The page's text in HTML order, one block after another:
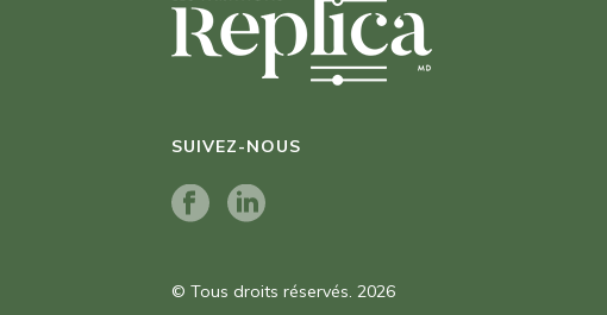
SUIVEZ-NOUS
© Tous droits réservés. 2026